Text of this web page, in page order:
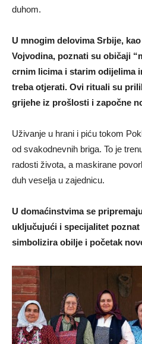
duhom.
U mnogim delovima Srbije,
Vojvodina, poznati su običaji
crnim licima i starim odijelima
treba otjerati. Ovi rituali su
grijehe iz prošlosti i započne
Uživanje u hrani i piću tokom
od svakodnevnih briga. To je
radosti života, a maskirane
duh veselja u zajednicu.
U domaćinstvima se
uključujući i specijalitet poznat
simbolizira obilje i početak